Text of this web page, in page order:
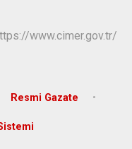
Resmi Gazate